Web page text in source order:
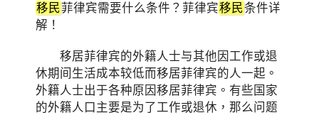
移民菲律宾需要什么条件？菲律宾移民条件详
解！
移居菲律宾的外籍人士与其他因工作或退
休期间生活成本较低而移居菲律宾的人一起。
外籍人士出于各种原因移居菲律宾。有些国家
的外籍人口主要是为了工作或退休，那么问题